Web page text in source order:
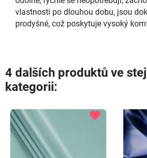
vlastnosti po dlouhou dobu, jsou
prodyšné, což poskytuje vysoký
4 dalších produktů ve
kategorii:
favorite